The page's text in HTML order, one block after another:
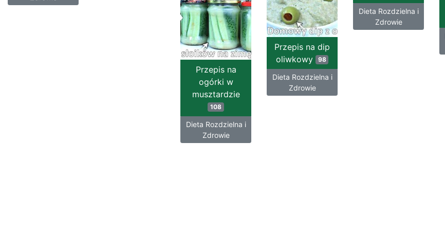
Dieta Rozdzielna i
Zdrowie
Przepis na dip
oliwkowy
98
Dieta Rozdzielna i
Zdrowie
Przepis na
ogórki w
musztardzie
108
Dieta Rozdzielna i
Zdrowie